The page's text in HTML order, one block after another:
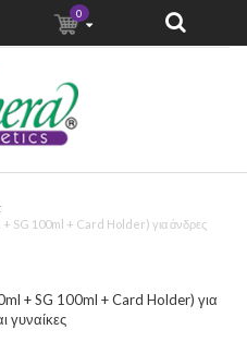
0
SG 100ml + Card Holder) για άνδρες
+ SG 100ml + Card Holder) για
γυναίκες